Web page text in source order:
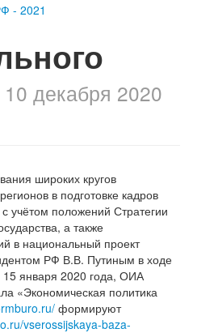
- 2021
10 декабря 2020
широких кругов
в подготовке кадров
учётом положений Стратегии
а также
в национальный проект
РФ В.В. Путиным в ходе
января 2020 года, ОИА
«Экономическая политика
формируют
vserossijskaya-baza-